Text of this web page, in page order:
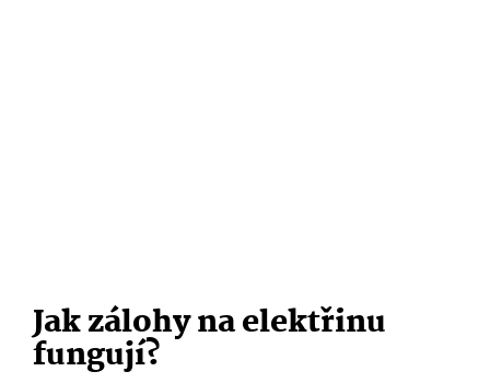
Jak zálohy na elektřinu
fungují?